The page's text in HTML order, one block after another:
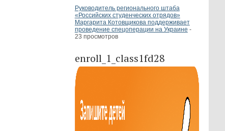
Руководитель регионального штаба
«Российских студенческих отрядов»
Маргарита Котовщикова поддерживает
проведение спецоперации на Украине -
23 просмотров
enroll_1_class1fd28